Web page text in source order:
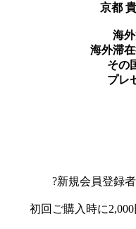
京都
海
海外滞
その
プレ
?新規会員登録
初回ご購入時に